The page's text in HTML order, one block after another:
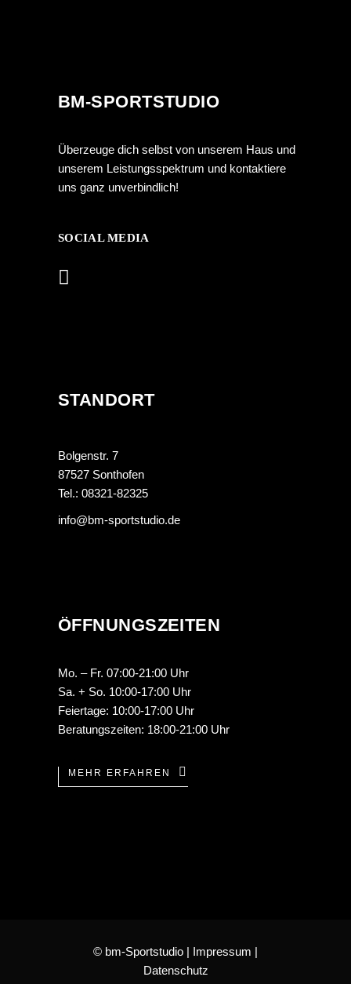
BM-SPORTSTUDIO
Überzeuge dich selbst von unserem Haus und
unserem Leistungsspektrum und kontaktiere
uns ganz unverbindlich!
SOCIAL MEDIA
STANDORT
Bolgenstr. 7
87527 Sonthofen
Tel.: 08321-82325
info@bm-sportstudio.de
ÖFFNUNGSZEITEN
Mo. – Fr. 07:00-21:00 Uhr
Sa. + So. 10:00-17:00 Uhr
Feiertage: 10:00-17:00 Uhr
Beratungszeiten: 18:00-21:00 Uhr
MEHR ERFAHREN
© bm-Sportstudio | Impressum |
Datenschutz